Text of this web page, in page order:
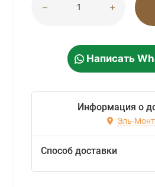
Написать
Информация о
Эль-
Способ доставки